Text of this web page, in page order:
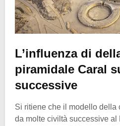
L’influenza di
piramidale Caral
successive
Si ritiene che il modello della
da molte civiltà successive al